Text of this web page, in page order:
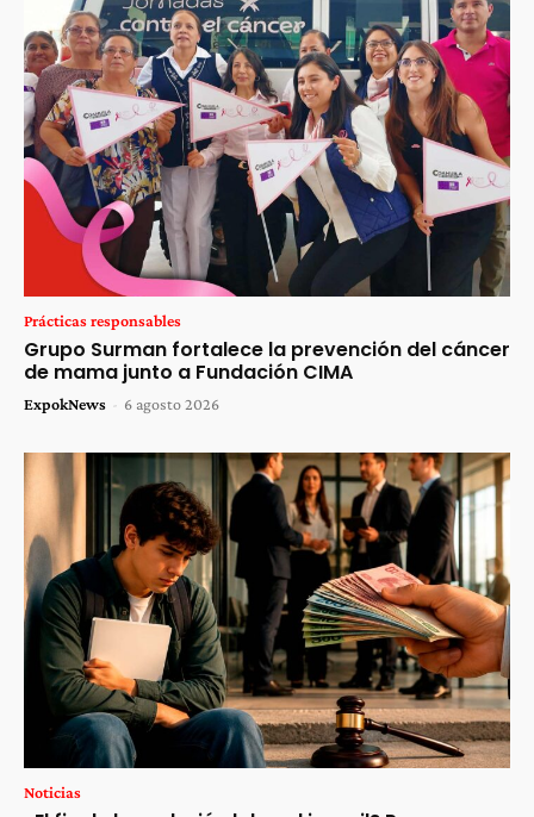
Prácticas responsables
Grupo Surman fortalece la prevención del cáncer
de mama junto a Fundación CIMA
ExpokNews - 6 agosto 2026
Noticias